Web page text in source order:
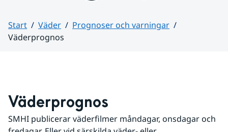
Start Väder
Prognoser och varningar
Väderprognos
Väderprognos
SMHI publicerar väderfilmer måndagar, onsdagar och